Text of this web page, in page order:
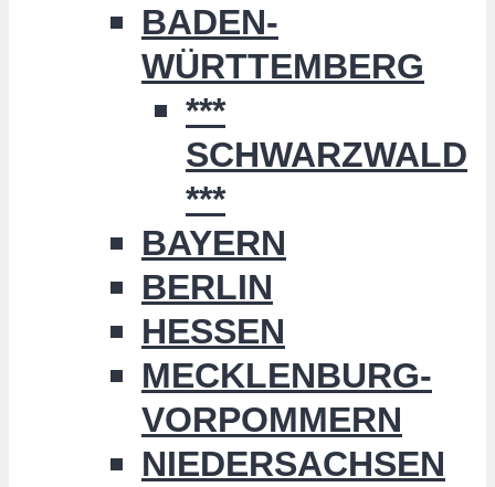
BADEN-
WÜRTTEMBERG
***
SCHWARZWALD
***
BAYERN
BERLIN
HESSEN
MECKLENBURG-
VORPOMMERN
NIEDERSACHSEN